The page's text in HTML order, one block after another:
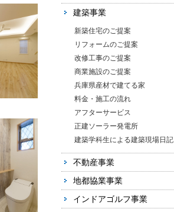
建築事業
新築住宅のご提案
リフォームのご提案
改修工事のご提案
商業施設のご提案
兵庫県産材で建てる家
料金・施工の流れ
アフターサービス
正建ソーラー発電所
建築学科生による建築現場日記
不動産事業
地都協業事業
インドアゴルフ事業